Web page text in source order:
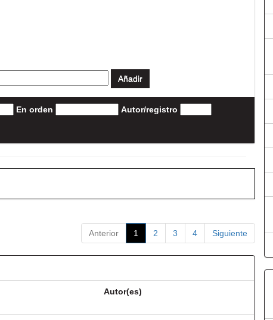
En orden Autor/registro
Anterior 1 2 3 4 Siguiente
Autor(es)